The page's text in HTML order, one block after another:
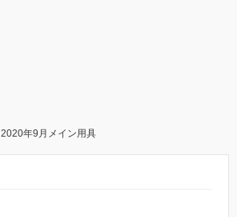
2020年9月メイン用具